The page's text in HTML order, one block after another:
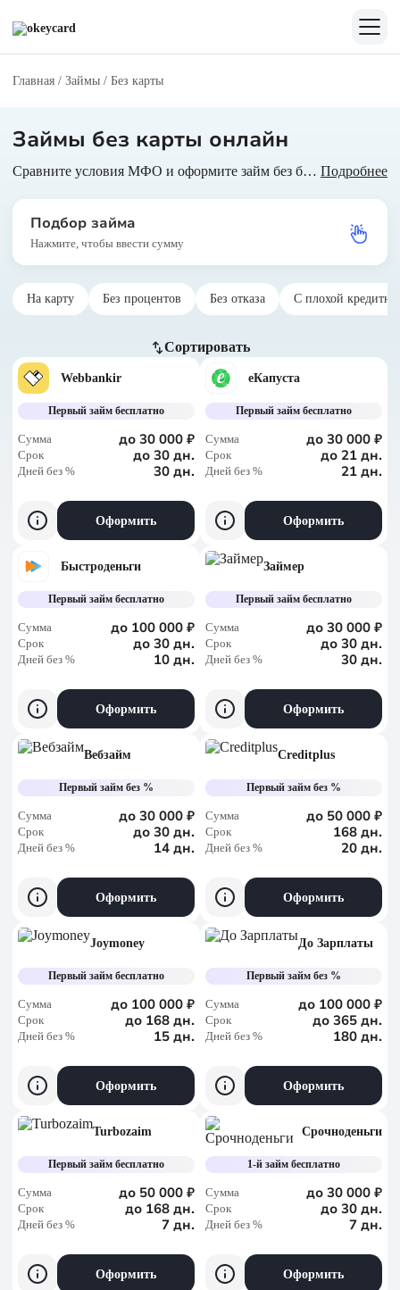
Главная / Займы / Без карты
Займы без карты онлайн
Сравните условия МФО и оформите займ без банковской карты. Список лучших предложений с суммами, сроками и процентными ставками у нас на сайте. Получите деньги на банковскую карту в день обращения. Подробнее
Подбор займа
Нажмите, чтобы ввести сумму
На карту Без процентов Без отказа С плохой
Сортировать
По сумме, меньше
По дням без %
Webbankir
Первый займ бесплатно
Сумма до 30 000 ₽
Срок до 30 дн.
Дней без % 30 дн.
Оформить
еКапуста
Первый займ бесплатно
Сумма до 30 000 ₽
Срок до 21 дн.
Дней без % 21 дн.
Оформить
Быстроденьги
Первый займ бесплатно
Сумма до 100 000 ₽
Срок до 30 дн.
Дней без % 10 дн.
Оформить
Займер
Первый займ бесплатно
Сумма до 30 000 ₽
Срок до 30 дн.
Дней без % 30 дн.
Оформить
Вебзайм
Первый займ без %
Сумма до 30 000 ₽
Срок до 30 дн.
Дней без % 14 дн.
Оформить
Creditplus
Первый займ без %
Сумма до 50 000 ₽
Срок 168 дн.
Дней без % 20 дн.
Оформить
Joymoney
Первый займ бесплатно
Сумма до 100 000 ₽
Срок до 168 дн.
Дней без % 15 дн.
Оформить
До Зарплаты
Первый займ без %
Сумма до 100 000 ₽
Срок до 365 дн.
Дней без % 180 дн.
Оформить
Turbozaim
Первый займ бесплатно
Сумма до 50 000 ₽
Срок до 168 дн.
Дней без % 7 дн.
Оформить
Срочноденьги
1-й займ бесплатно
Сумма до 30 000 ₽
Срок до 30 дн.
Дней без % 7 дн.
Оформить